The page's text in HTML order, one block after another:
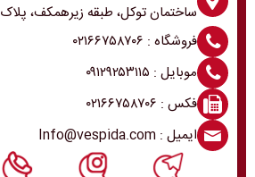
ساختمان توکل، طبقه زیرهمکف، پلاک B۳۳
فروشگاه : ۰۲۱۶۶۷۵۸۷۰۶
موبایل : ۰۹۱۲۹۲۵۳۱۱۵
فکس : ۰۲۱۶۶۷۵۸۷۰۶
ایمیل : Info@vespida.com